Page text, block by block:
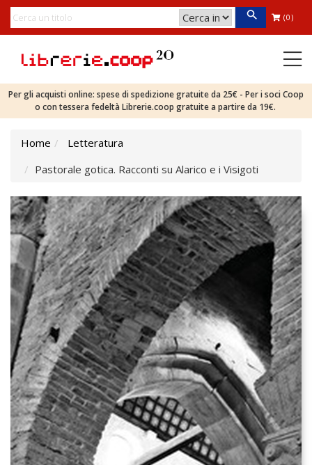
(0)
Per gli acquisti online: spese di spedizione gratuite da 25€ - Per i soci Coop
o con tessera fedeltà Librerie.coop gratuite a partire da 19€.
Home
Letteratura
Pastorale gotica. Racconti su Alarico e i Visigoti